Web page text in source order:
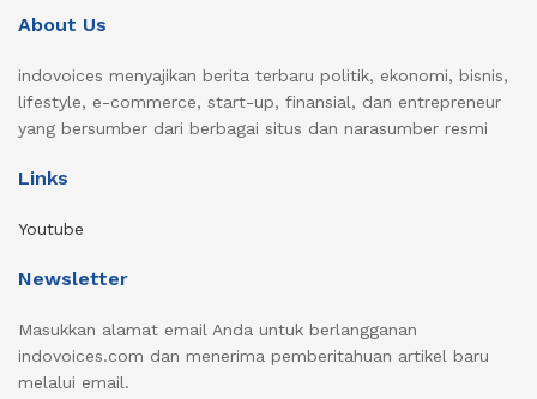
About Us
indovoices menyajikan berita terbaru politik, ekonomi, bisnis,
lifestyle, e-commerce, start-up, finansial, dan entrepreneur
yang bersumber dari berbagai situs dan narasumber resmi
Links
Youtube
Newsletter
Masukkan alamat email Anda untuk berlangganan
indovoices.com dan menerima pemberitahuan artikel baru
melalui email.